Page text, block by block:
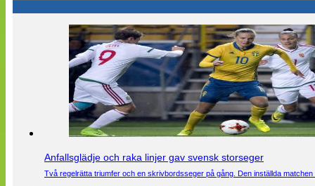
Anfallsglädje och raka linjer gav svensk storseger
Två regelrätta triumfer och en skrivbordsseger på gång. Den inställda